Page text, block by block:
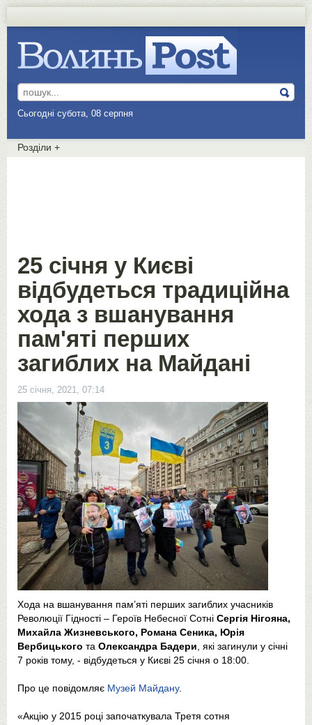
Сьогодні субота, 08 серпня
Розділи +
25 січня у Києві
відбудеться традиційна
хода з вшанування
пам'яті перших
загиблих на Майдані
25 січня, 2021, 07:14
Хода на вшанування пам’яті перших загиблих учасників
Революції Гідності – Героїв Небесної Сотні Сергія Нігояна,
Михайла Жизневського, Романа Сеника, Юрія
Вербицького та Олександра Бадери , які загинули у січні
7 років тому, - відбудеться у Києві 25 січня о 18:00.
Про це повідомляє Музей Майдану.
«Акцію у 2015 році започаткувала Третя сотня